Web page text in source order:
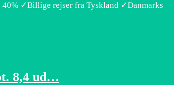
✓Billige rejser fra Tyskland ✓Danmarks
8,4 ud…